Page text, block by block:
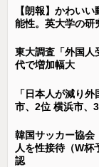
【朗報】かわい
能性。英大学の研
東大調査「外国
代で増加幅大
「日本人が減り
市、2位 横浜市、
韓国サッカー協
人を性接待（W
認